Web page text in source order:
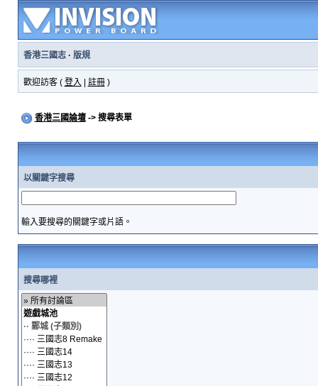
香港三國志· 版規
歡迎訪客 ( 登入 註冊)
香港三國論壇-> 搜尋表單
以關鍵字搜尋
輸入要搜尋的關鍵字或片語。
搜尋哪裡